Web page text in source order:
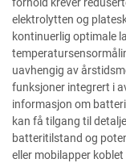
elektrolytten og
kontinuerlig optimale
uavhengig av
funksjoner integrert i
informasjon om
kan få tilgang til
batteritilstand og
eller mobilapper